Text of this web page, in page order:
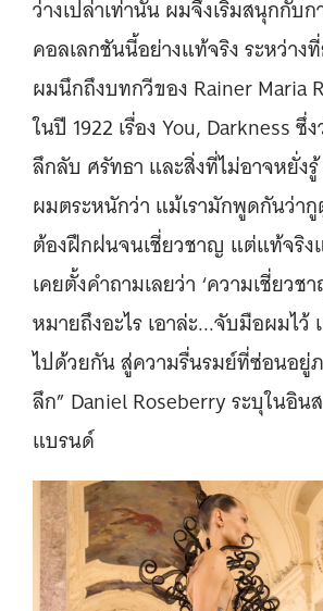
ว่างเปล่าเท่านั้น ผมจึงเริ่มสนุกกับก
คอลเลกชันนี้อย่างแท้จริง ระหว่าง
ผมนึกถึงบทกวีของ Rainer Maria
ในปี 1922 เรื่อง You, Darkness ซึ่
ลึกลับ ศรัทธา และสิ่งที่ไม่อาจหยั่ง
ผมตระหนักว่า แม้เรามักพูดกันว่า
ต้องฝึกฝนจนเชี่ยวชาญ แต่แท้จริง
เคยตั้งคำถามเลยว่า ‘ความเชี่ยว
หมายถึงอะไร เอาล่ะ...จับมือผมไว้
ไปด้วยกัน สู่ความรื่นรมย์ที่ซ่อนอยู่
ลึก” Daniel Roseberry ระบุในอิน
แบรนด์